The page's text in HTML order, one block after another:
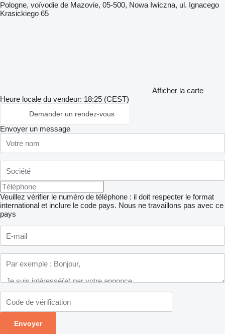
Pologne, voïvodie de Mazovie, 05-500, Nowa Iwiczna, ul. Ignacego
Krasickiego 65
Afficher la carte
Heure locale du vendeur: 18:25 (CEST)
Demander un rendez-vous
Envoyer un message
Veuillez vérifier le numéro de téléphone : il doit respecter le format
international et inclure le code pays. Nous ne travaillons pas avec ce
pays